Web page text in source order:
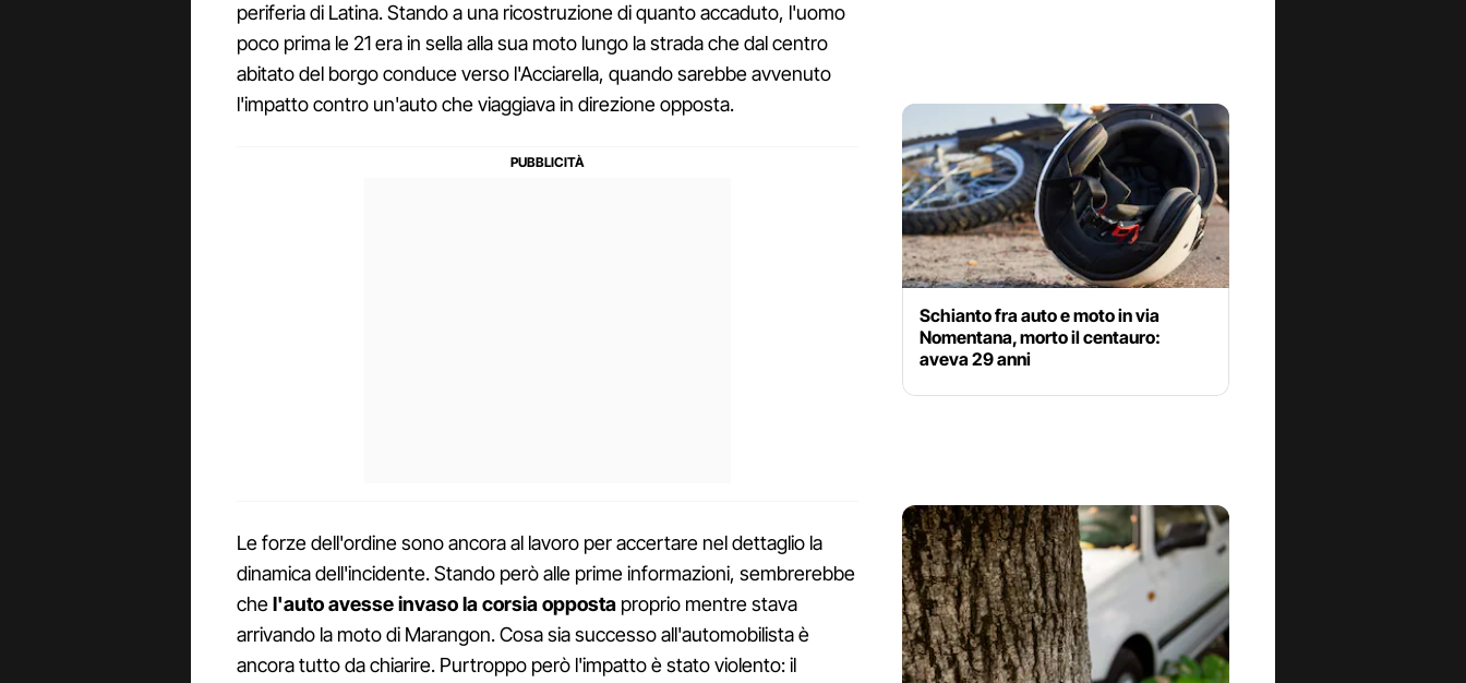
periferia di Latina. Stando a una ricostruzione di quanto accaduto, l'uomo
poco prima le 21 era in sella alla sua moto lungo la strada che dal centro
abitato del borgo conduce verso l'Acciarella, quando sarebbe avvenuto
l'impatto contro un'auto che viaggiava in direzione opposta.
Le forze dell'ordine sono ancora al lavoro per accertare nel dettaglio la
dinamica dell'incidente. Stando però alle prime informazioni, sembrerebbe
chel'auto avesse invaso la corsia opposta proprio mentre stava
arrivando la moto di Marangon. Cosa sia successo all'automobilista è
ancora tutto da chiarire. Purtroppo però l'impatto è stato violento: il
Schianto fra auto e moto in via
Nomentana, morto il centauro:
aveva 29 anni